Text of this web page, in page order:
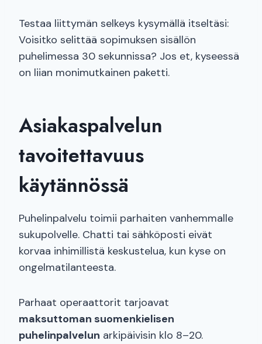
Testaa liittymän selkeys kysymällä itseltäsi:
Voisitko selittää sopimuksen sisällön
puhelimessa 30 sekunnissa? Jos et, kyseessä
on liian monimutkainen paketti.
Asiakaspalvelun
tavoitettavuus
käytännössä
Puhelinpalvelu toimii parhaiten vanhemmalle
sukupolvelle. Chatti tai sähköposti eivät
korvaa inhimillistä keskustelua, kun kyse on
ongelmatilanteesta.
Parhaat operaattorit tarjoavat
maksuttoman suomenkielisen
puhelinpalvelun arkipäivisin klo 8–20.